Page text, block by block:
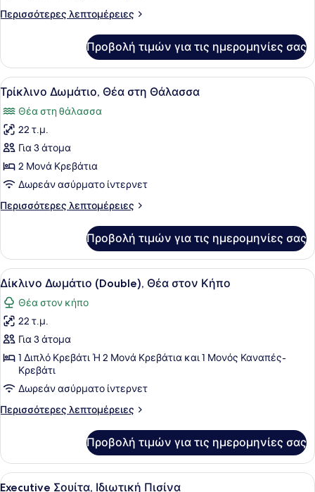
Περισσότερες λεπτομέρειες
Περισσότερες
Προβολή τιμών για τις ημερομηνίες σας
Προβολή
όλων
των
φωτογραφιών
για
Τρίκλινο
Δωμάτιο,
στη
Ένα μοντέρνο δωμάτιο με έναν
6
Τρίκλινο Δωμάτιο, Θέα στη Θάλασσα
Θέα στη θάλασσα
22 τ.μ.
Για 3 άτομα
2 Μονά Κρεβάτια
Δωρεάν ασύρματο ίντερνετ
Περισσότερες λεπτομέρειες
Περισσότερες
Δωμάτιο,
Θέα
στη
Προβολή τιμών για τις ημερομηνίες σας
Προβολή
όλων
των
φωτογραφιών
για
Δίκλινο
Δωμάτιο
(Double),
Θέα
στον
Ένα σύγχρονο δωμάτιο
7
Δίκλινο Δωμάτιο (Double), Θέα στον Κήπο
Θέα στον κήπο
22 τ.μ.
Για 3 άτομα
1 Διπλό Κρεβάτι Ή 2 Μονά Κρεβάτια και 1 Μονός Καναπές-
Κρεβάτι
Δωρεάν ασύρματο ίντερνετ
Περισσότερες λεπτομέρειες
Περισσότερες
Δωμάτιο
(Double),
Θέα
Προβολή τιμών για τις ημερομηνίες σας
Προβολή
Ένα μοντέρνο σαλόνι με έναν
8
Executive Σουίτα, Ιδιωτική Πισίνα